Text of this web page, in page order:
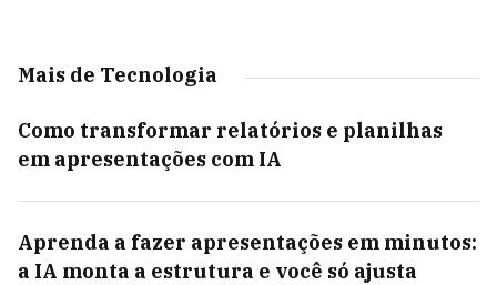
Mais de Tecnologia
Como transformar relatórios e planilhas
em apresentações com IA
Aprenda a fazer apresentações em minutos:
a IA monta a estrutura e você só ajusta